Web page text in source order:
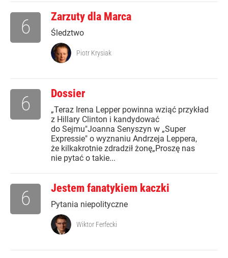
Zarzuty dla Marca
Śledztwo
6
Piotr Krysiak
Dossier
„Teraz Irena Lepper powinna wziąć przykład
z Hillary Clinton i kandydować
do Sejmu"Joanna Senyszyn w „Super
Expressie" o wyznaniu Andrzeja Leppera,
że kilkakrotnie zdradził żonę„Proszę nas
nie pytać o takie...
6
Jestem fanatykiem kaczki
Pytania niepolityczne
6
Wiktor Ferfecki